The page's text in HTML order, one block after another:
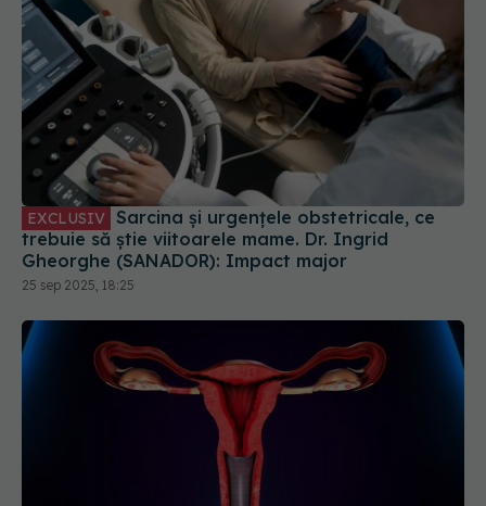
EXCLUSIV
trebuie să știe viitoarele mame. Dr. Ingrid
Gheorghe (SANADOR): Impact major
25 sep 2025, 18:25